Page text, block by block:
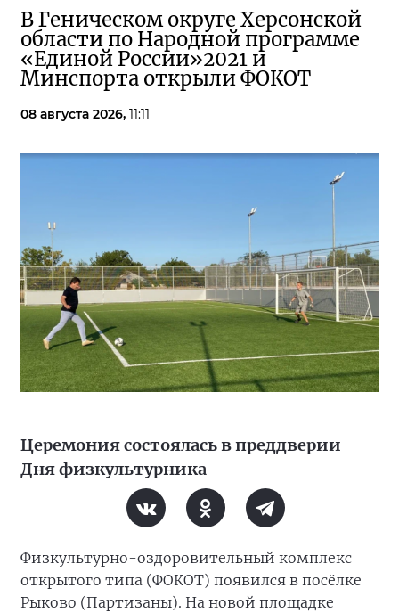
В Геническом округе Херсонской
области по Народной программе
«Единой России»2021 и
Минспорта открыли ФОКОТ
08 августа 2026, 11:11
Церемония состоялась в преддверии
Дня физкультурника
Физкультурно-оздоровительный комплекс
открытого типа (ФОКОТ) появился в посёлке
Рыково (Партизаны). На новой площадке